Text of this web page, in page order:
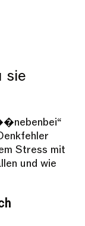
sie
Stress mit
und wie